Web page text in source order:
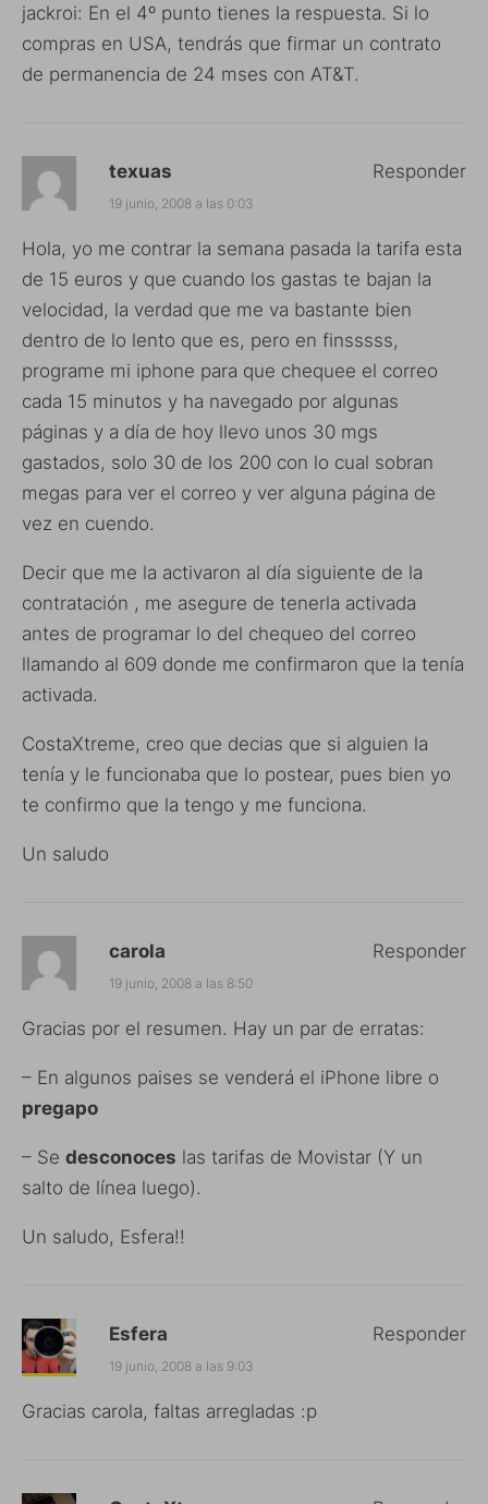
jackroi: En el 4º punto tienes la respuesta. Si lo
compras en USA, tendrás que firmar un contrato
de permanencia de 24 mses con AT&T.
texuas
19 junio, 2008 a las 0:03
Hola, yo me contrar la semana pasada la tarifa esta
de 15 euros y que cuando los gastas te bajan la
velocidad, la verdad que me va bastante bien
dentro de lo lento que es, pero en finsssss,
programe mi iphone para que chequee el correo
cada 15 minutos y ha navegado por algunas
páginas y a día de hoy llevo unos 30 mgs
gastados, solo 30 de los 200 con lo cual sobran
megas para ver el correo y ver alguna página de
vez en cuendo.
Decir que me la activaron al día siguiente de la
contratación , me asegure de tenerla activada
antes de programar lo del chequeo del correo
llamando al 609 donde me confirmaron que la tenía
activada.
CostaXtreme, creo que decias que si alguien la
tenía y le funcionaba que lo postear, pues bien yo
te confirmo que la tengo y me funciona.
Un saludo
Responder
carola
19 junio, 2008 a las 8:50
Gracias por el resumen. Hay un par de erratas:
– En algunos paises se venderá el iPhone libre o
pregapo
– Se desconoces las tarifas de Movistar (Y un
salto de línea luego).
Un saludo, Esfera!!
Responder
Esfera
19 junio, 2008 a las 9:03
Gracias carola, faltas arregladas :p
Responder